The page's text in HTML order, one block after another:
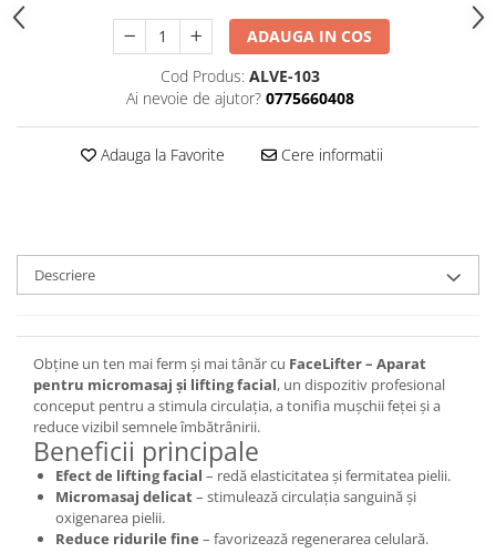
ADAUGA IN COS
Cod Produs: ALVE-103
Ai nevoie de ajutor? 0775660408
Adauga la Favorite Cere informatii
Descriere
Obține un ten mai ferm și mai tânăr cu FaceLifter – Aparat
pentru micromasaj și lifting facial, un dispozitiv profesional
conceput pentru a stimula circulația, a tonifia mușchii feței și a
reduce vizibil semnele îmbătrânirii.
Beneficii principale
Efect de lifting facial – redă elasticitatea și fermitatea pielii.
Micromasaj delicat– stimulează circulația sanguină și
oxigenarea pielii.
Reduce ridurile fine – favorizează regenerarea celulară.